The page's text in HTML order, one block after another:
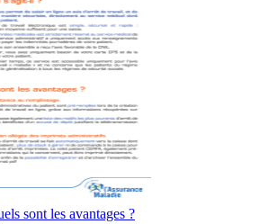
sont les avantages ?